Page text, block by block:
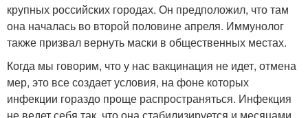
крупных российских городах. Он предположил, что там
она началась во второй половине апреля. Иммунолог
также призвал вернуть маски в общественных местах.
Когда мы говорим, что у нас вакцинация не идет, отмена
мер, это все создает условия, на фоне которых
инфекции гораздо проще распространяться. Инфекция